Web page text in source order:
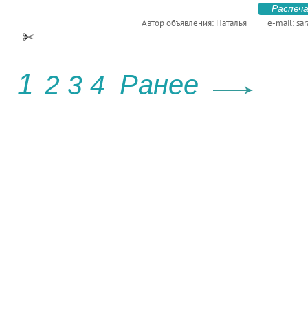
Автор объявления: Наталья e-mail:
1 2 3 4 Ранее